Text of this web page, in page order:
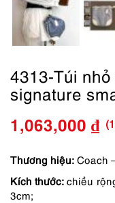
4313-Túi
signature
1,063,000 ₫
Thương hiệu: Coach
Kích thước: chiều
3cm;